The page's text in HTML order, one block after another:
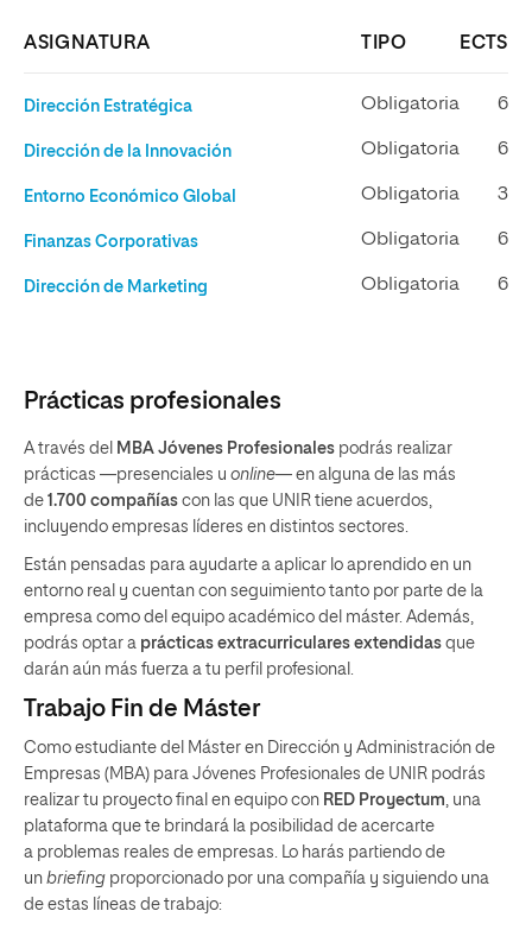
ASIGNATURA TIPO ECTS
Dirección Estratégica Obligatoria 6
Dirección de la Innovación Obligatoria 6
Entorno Económico Global Obligatoria 3
Finanzas Corporativas Obligatoria 6
Dirección de Marketing Obligatoria 6
Prácticas profesionales
A través del MBA Jóvenes Profesionales podrás realizar
prácticas —presenciales u online— en alguna de las más
de 1.700 compañías con las que UNIR tiene acuerdos,
incluyendo empresas líderes en distintos sectores.
Están pensadas para ayudarte a aplicar lo aprendido en un
entorno real y cuentan con seguimiento tanto por parte de la
empresa como del equipo académico del máster. Además,
podrás optar a prácticas extracurriculares extendidas que
darán aún más fuerza a tu perfil profesional.
Trabajo Fin de Máster
Como estudiante del Máster en Dirección y Administración de
Empresas (MBA) para Jóvenes Profesionales de UNIR podrás
realizar tu proyecto final en equipo con RED Proyectum, una
plataforma que te brindará la posibilidad de acercarte
a problemas reales de empresas. Lo harás partiendo de
un briefing proporcionado por una compañía y siguiendo una
de estas líneas de trabajo: